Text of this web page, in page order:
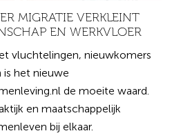
MIGRATIE VERKLEINT
EN WERKVLOER
vluchtelingen, nieuwkomers
is het nieuwe
de moeite waard.
en maatschappelijk
bij elkaar.